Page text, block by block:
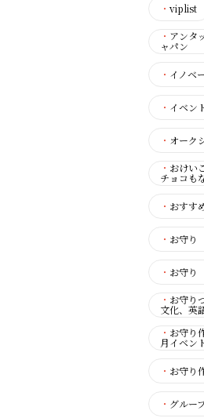
・ viplist
・ アンタ
ャパン
・ イノベ
・ イベン
・ オーク
・ おけ
チョコも
・ おすす
・ お守
・ お守
・ お守り
文化、英
・ お守り
月イベ
・ お守り
・ グルー